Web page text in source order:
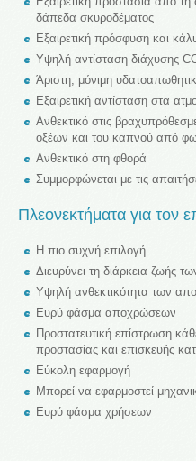
δάπεδα σκυροδέματος
Εξαιρετική πρόσφυση και
Υψηλή αντίσταση διάχυσης
Άριστη, μόνιμη
Εξαιρετική αντίσταση στα
Ανθεκτικό στις
οξέων και του καπνού από
Ανθεκτικό στη φθορά
Συμμορφώνεται με τις
Πλεονεκτήματα για τον
Η πιο συχνή επιλογή
Διευρύνει τη διάρκεια ζωής
Υψηλή ανθεκτικότητα των
Ευρύ φάσμα αποχρώσεων
Προστατευτική επίστρωση
προστασίας και επισκευής
Εύκολη εφαρμογή
Μπορεί να εφαρμοστεί
Ευρύ φάσμα χρήσεων